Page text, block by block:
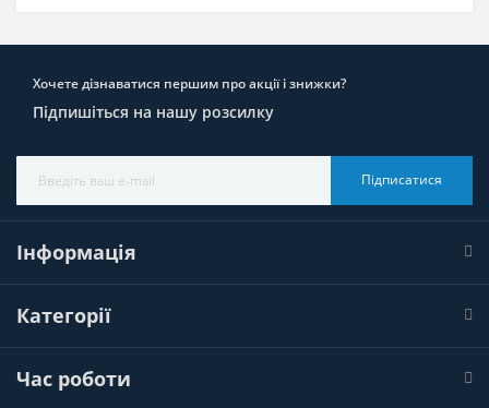
Хочете дізнаватися першим про акції і знижки?
Підпишіться на нашу розсилку
Підписатися
Інформація
Категорії
Час роботи